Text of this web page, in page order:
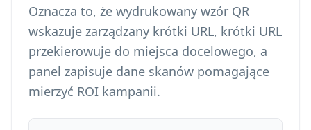
Oznacza to, że wydrukowany wzór QR
wskazuje zarządzany krótki URL, krótki URL
przekierowuje do miejsca docelowego, a
panel zapisuje dane skanów pomagające
mierzyć ROI kampanii.